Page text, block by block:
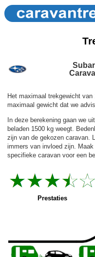
Het maximaal trekgewicht
maximaal gewicht dat we
In deze berekening gaan we
beladen 1500 kg weegt.
zijn van de gekozen caravan.
immers van invloed zijn.
specifieke caravan voor een
Prestaties